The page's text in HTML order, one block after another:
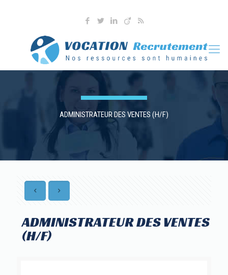
ADMINISTRATEUR DES VENTES (H/F)
ADMINISTRATEUR DES VENTES
(H/F)